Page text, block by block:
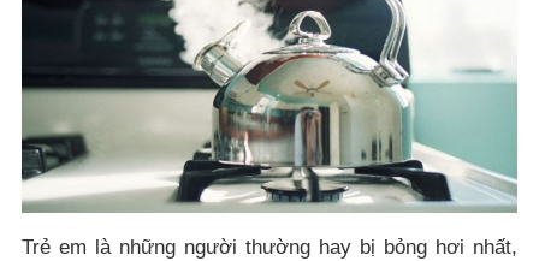
Trẻ em là những người thường hay bị bỏng hơi nhất,